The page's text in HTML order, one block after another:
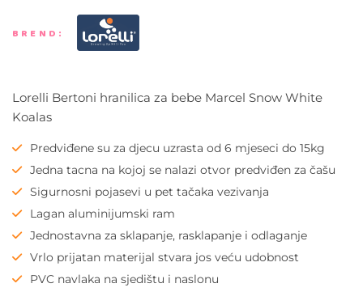
BREND:
Lorelli Bertoni hranilica za bebe Marcel Snow White
Koalas
Predviđene su za djecu uzrasta od 6 mjeseci do 15kg
Jedna tacna na kojoj se nalazi otvor predviđen za čašu
Sigurnosni pojasevi u pet tačaka vezivanja
Lagan aluminijumski ram
Jednostavna za sklapanje, rasklapanje i odlaganje
Vrlo prijatan materijal stvara jos veću udobnost
PVC navlaka na sjedištu i naslonu